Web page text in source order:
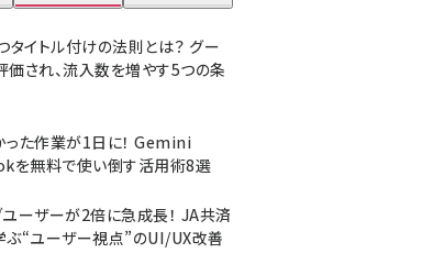
タイトル付けの法則とは？ グー
価され、流入数を増やす5つの条
った作業が1日に！ Gemini
を無料で使い倒す活用術8選
ユーザーが2倍に急成長！ JA共済
ぶ“ユーザー視点”のUI/UX改善